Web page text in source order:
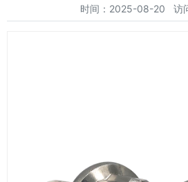
时间：2025-08-20 访